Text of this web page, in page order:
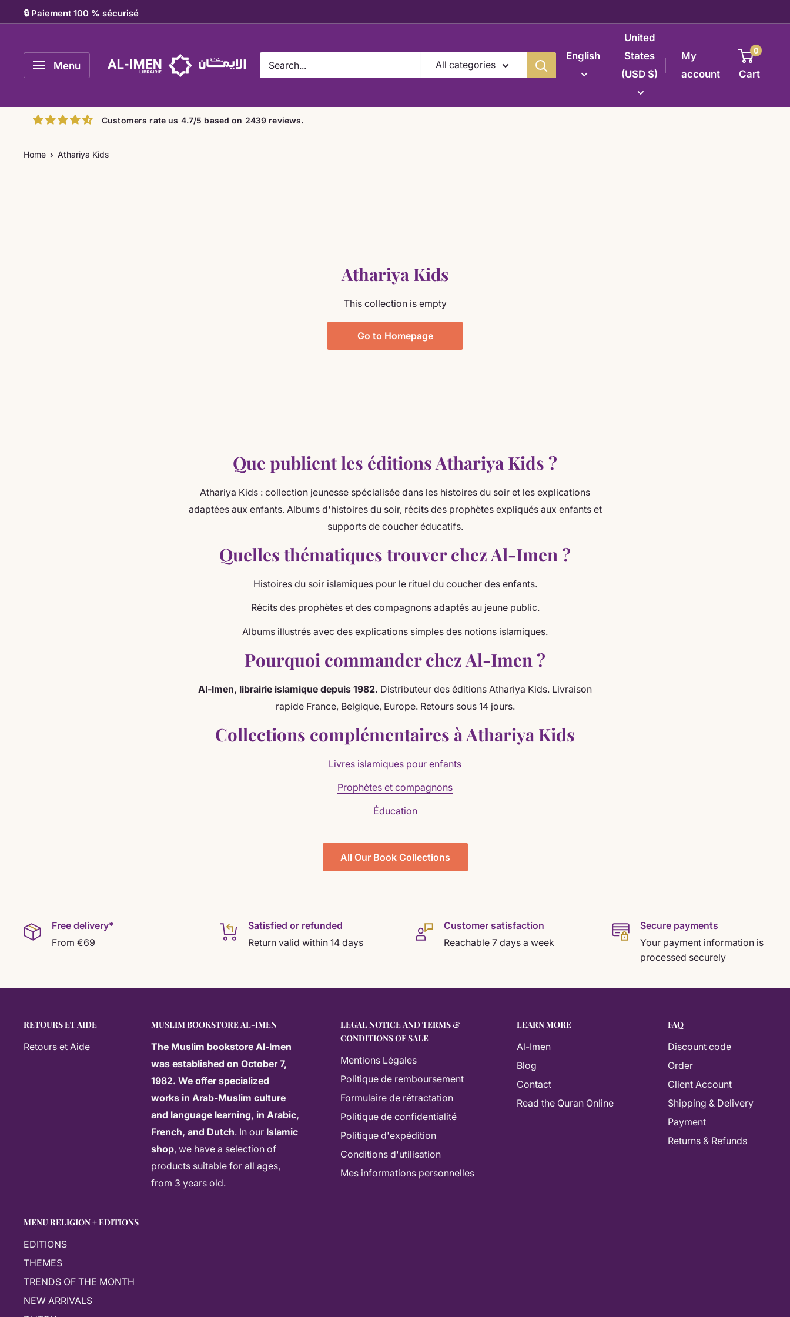
to
🔒 Paiement 100 % sécurisé
Menu
Al-
All categories
English
United
States
(USD $)
My
account
0
Cart
Customers rate us 4.7/5 based on 2439 reviews.
Home Athariya Kids
Athariya Kids
This collection is empty
Go to Homepage
Que publient les éditions Athariya Kids ?
Athariya Kids : collection jeunesse spécialisée dans les histoires du soir et les explications
adaptées aux enfants. Albums d'histoires du soir, récits des prophètes expliqués aux enfants et
supports de coucher éducatifs.
Quelles thématiques trouver chez Al-Imen ?
Histoires du soir islamiques pour le rituel du coucher des enfants.
Récits des prophètes et des compagnons adaptés au jeune public.
Albums illustrés avec des explications simples des notions islamiques.
Pourquoi commander chez Al-Imen ?
Al-Imen, librairie islamique depuis 1982. Distributeur des éditions Athariya Kids. Livraison
rapide France, Belgique, Europe. Retours sous 14 jours.
Collections complémentaires à Athariya Kids
Livres islamiques pour enfants
Prophètes et compagnons
Éducation
All Our Book Collections
Free delivery*
From €69
Satisfied or refunded
Return valid within 14 days
Customer satisfaction
Reachable 7 days a week
Secure payments
Your payment information is
processed securely
RETOURS ET AIDE
Retours et Aide
MUSLIM BOOKSTORE AL-IMEN
The Muslim bookstore Al-Imen
was established on October 7,
1982. We offer specialized
works in Arab-Muslim culture
and language learning, in Arabic,
French, and Dutch. In our Islamic
shop, we have a selection of
products suitable for all ages,
from 3 years old.
LEGAL NOTICE AND TERMS &
CONDITIONS OF SALE
Mentions Légales
Politique de remboursement
Formulaire de rétractation
Politique de confidentialité
Politique d'expédition
Conditions d'utilisation
Mes informations personnelles
LEARN MORE
Al-Imen
Blog
Contact
Read the Quran Online
FAQ
Discount code
Order
Client Account
Shipping & Delivery
Payment
Returns & Refunds
MENU RELIGION + EDITIONS
EDITIONS
THEMES
TRENDS OF THE MONTH
NEW ARRIVALS
As-salamu alaykum! How can I help you